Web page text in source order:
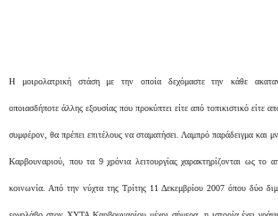
Η μοιρολατρική στάση με την οποία δεχόμαστε την κάθε
οποιασδήποτε άλλης εξουσίας που προκύπτει είτε από τοπικιστικό είτε
συμφέρον, θα πρέπει επιτέλους να σταματήσει. Λαμπρό παράδειγμα και
Καρβουναριού, που τα 9 χρόνια λειτουργίας χαρακτηρίζονται ως το
κοινωνία. Από την νύχτα της Τρίτης 11 Δεκεμβρίου 2007 όπου δύο